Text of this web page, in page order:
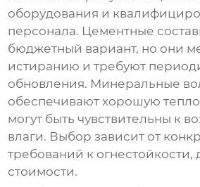
оборудования и
персонала. Цементные
бюджетный вариант, но они
истиранию и требуют
обновления. Минеральные
обеспечивают хорошую
могут быть чувствительны к
влаги. Выбор зависит от
требований к огнестойкости,
стоимости.